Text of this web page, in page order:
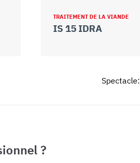
TRAITEMENT DE LA VIANDE
IS 15 IDRA
Spectacle:
?